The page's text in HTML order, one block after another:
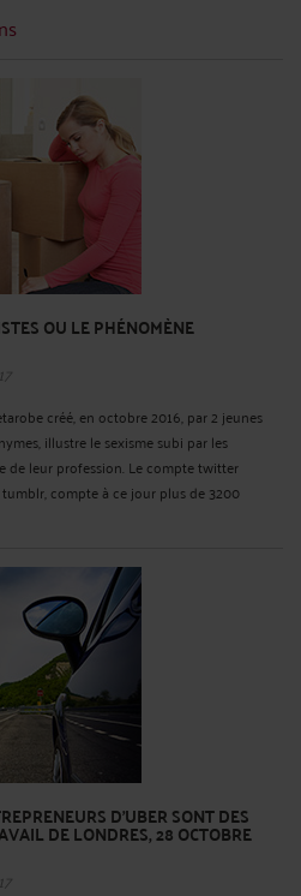
OU LE PHÉNOMÈNE
créé, en octobre 2016, par 2 jeunes
illustre le sexisme subi par les
de leur profession. Le compte twitter
compte à ce jour plus de 3200
D’UBER SONT DES
DE LONDRES, 28 OCTOBRE